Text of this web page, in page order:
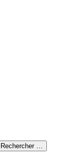
Rechercher …